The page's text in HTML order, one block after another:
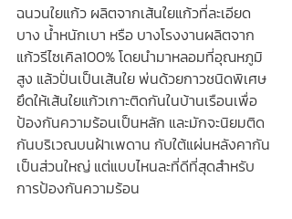
ฉนวนใยแก้ว ผลิตจากเส้นใยแก้วที่ละเอียด
บาง น้ำหนักเบา หรือ บางโรงงานผลิตจาก
แก้วรีไซเคิล100% โดยนำมาหลอมที่อุณหภูมิ
สูง แล้วปั่นเป็นเส้นใย พ่นด้วยกาวชนิดพิเศษ
ยึดให้เส้นใยแก้วเกาะติดกันในบ้านเรือนเพื่อ
ป้องกันความร้อนเป็นหลัก และมักจะนิยมติด
กันบริเวณบนฝ้าเพดาน กับใต้แผ่นหลังคากัน
เป็นส่วนใหญ่ แต่แบบไหนละที่ดีที่สุดสำหรับ
การป้องกันความร้อน